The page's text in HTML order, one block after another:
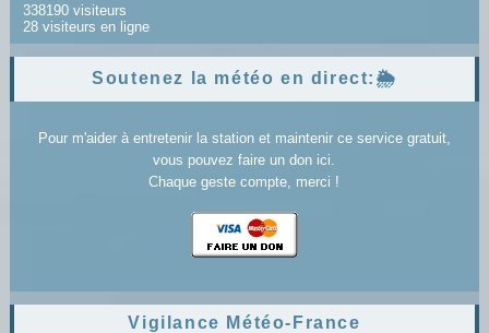
338190 visiteurs
28 visiteurs en ligne
Soutenez la météo en direct:🌦️
Pour m'aider à entretenir la station et maintenir ce service gratuit,
vous pouvez faire un don ici.
Chaque geste compte, merci !
Vigilance Météo-France